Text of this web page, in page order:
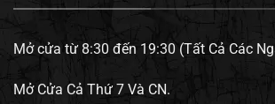
Mở cửa từ 8:30 đến 19:30 (Tất Cả Các
Mở Cửa Cả Thứ 7 Và CN.